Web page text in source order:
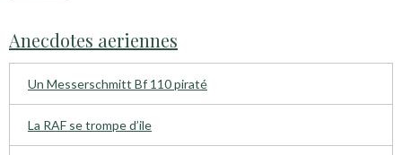
Anecdotes aeriennes
Un Messerschmitt Bf 110 piraté
La RAF se trompe d’ile